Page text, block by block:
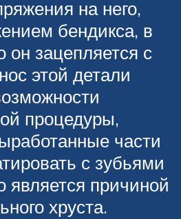
на него,
бендикса, в
он зацепляется с
этой детали
процедуры,
части
с зубьями
является причиной
хруста.